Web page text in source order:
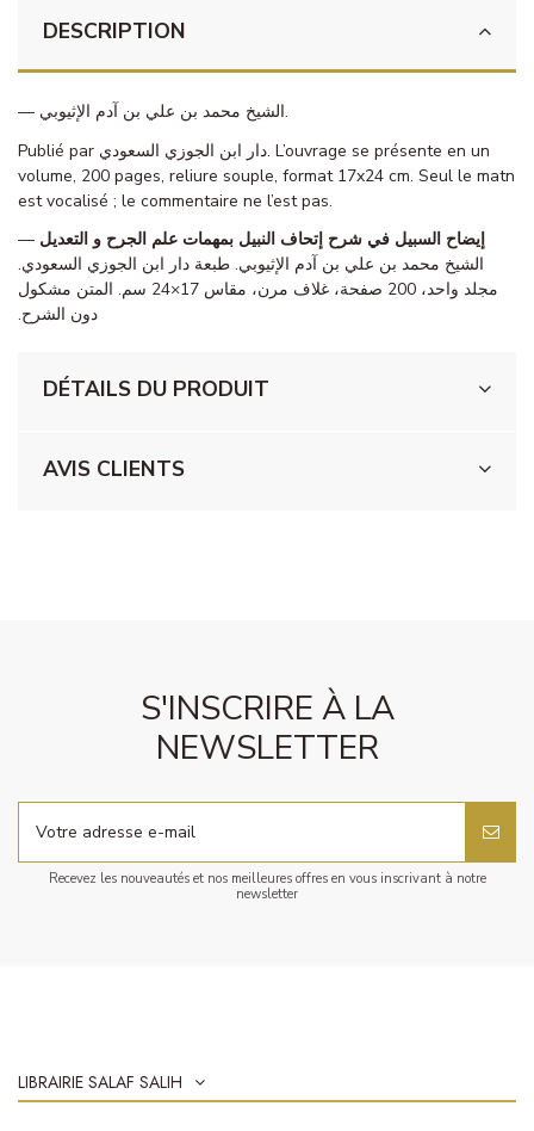
DESCRIPTION
— الشيخ محمد بن علي بن آدم الإثيوبي.
Publié par دار ابن الجوزي السعودي. L’ouvrage se présente en un
volume, 200 pages, reliure souple, format 17x24 cm. Seul le matn
est vocalisé ; le commentaire ne l’est pas.
إيضاح السبيل في شرح إتحاف النبيل بمهمات علم الجرح و التعديل —
الشيخ محمد بن علي بن آدم الإثيوبي. طبعة دار ابن الجوزي السعودي.
مجلد واحد، 200 صفحة، غلاف مرن، مقاس 17×24 سم. المتن مشكول
دون الشرح.
DÉTAILS DU PRODUIT
AVIS CLIENTS
S'INSCRIRE À LA
NEWSLETTER
Recevez les nouveautés et nos meilleures offres en vous inscrivant à notre
newsletter
LIBRAIRIE SALAF SALIH